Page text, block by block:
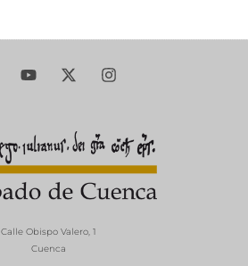
Calle Obispo Valero, 1
Cuenca